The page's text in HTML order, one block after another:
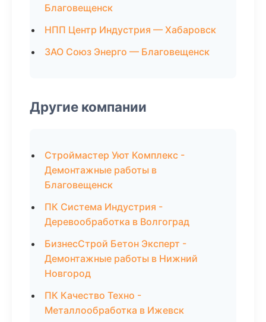
Благовещенск
НПП Центр Индустрия — Хабаровск
ЗАО Союз Энерго — Благовещенск
Другие компании
Строймастер Уют Комплекс -
Демонтажные работы в
Благовещенск
ПК Система Индустрия -
Деревообработка в Волгоград
БизнесСтрой Бетон Эксперт -
Демонтажные работы в Нижний
Новгород
ПК Качество Техно -
Металлообработка в Ижевск